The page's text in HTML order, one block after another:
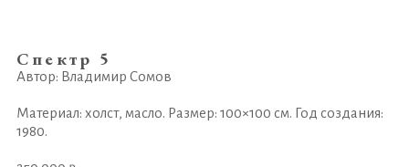
Спектр 5
Автор: Владимир Сомов
Материал: холст, масло. Размер: 100×100 см. Год создания:
1980.